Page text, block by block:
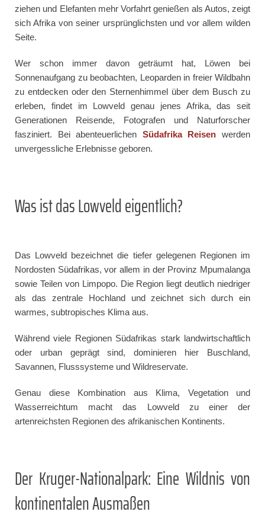
ziehen und Elefanten mehr Vorfahrt genießen als Autos, zeigt
sich Afrika von seiner ursprünglichsten und vor allem wilden
Seite.
Wer schon immer davon geträumt hat, Löwen bei
Sonnenaufgang zu beobachten, Leoparden in freier Wildbahn
zu entdecken oder den Sternenhimmel über dem Busch zu
erleben, findet im Lowveld genau jenes Afrika, das seit
Generationen Reisende, Fotografen und Naturforscher
fasziniert. Bei abenteuerlichen Südafrika Reisen werden
unvergessliche Erlebnisse geboren.
Was ist das Lowveld eigentlich?
Das Lowveld bezeichnet die tiefer gelegenen Regionen im
Nordosten Südafrikas, vor allem in der Provinz Mpumalanga
sowie Teilen von Limpopo. Die Region liegt deutlich niedriger
als das zentrale Hochland und zeichnet sich durch ein
warmes, subtropisches Klima aus.
Während viele Regionen Südafrikas stark landwirtschaftlich
oder urban geprägt sind, dominieren hier Buschland,
Savannen, Flusssysteme und Wildreservate.
Genau diese Kombination aus Klima, Vegetation und
Wasserreichtum macht das Lowveld zu einer der
artenreichsten Regionen des afrikanischen Kontinents.
Der Kruger-Nationalpark: Eine Wildnis von
kontinentalen Ausmaßen